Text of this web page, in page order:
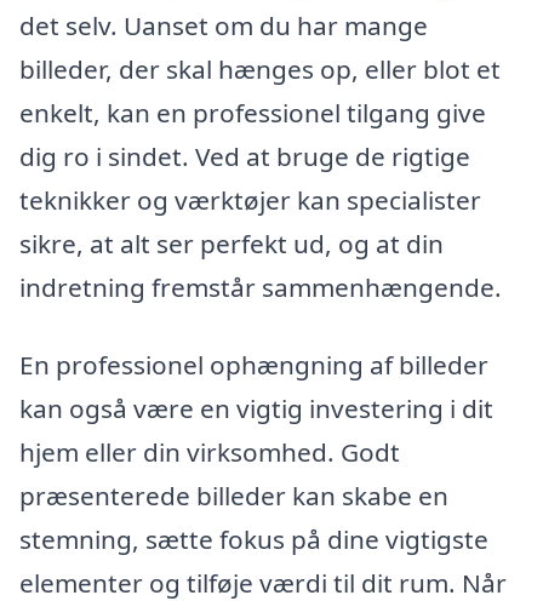
det selv. Uanset om du har mange
billeder, der skal hænges op, eller blot et
enkelt, kan en professionel tilgang give
dig ro i sindet. Ved at bruge de rigtige
teknikker og værktøjer kan specialister
sikre, at alt ser perfekt ud, og at din
indretning fremstår sammenhængende.
En professionel ophængning af billeder
kan også være en vigtig investering i dit
hjem eller din virksomhed. Godt
præsenterede billeder kan skabe en
stemning, sætte fokus på dine vigtigste
elementer og tilføje værdi til dit rum. Når